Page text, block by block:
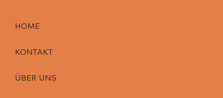
HOME
KONTAKT
ÜBER UNS